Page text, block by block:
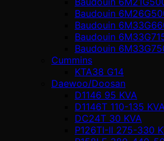
Baudouin
Baudouin
Baudouin
Baudouin
Cummins
KTA38 G14
Daewoo/Doosan
D1146 95 KVA
D1146T 110-135 KVA
DC24T 30 KVA
P126TI-II 275-330